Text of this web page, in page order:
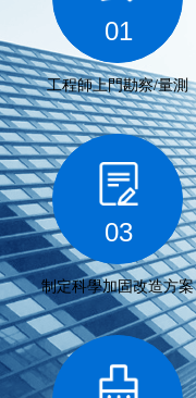
01
工程師上門勘察/量測
03
制定科學加固改造方案